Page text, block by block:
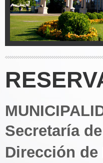
Secretaría
Dirección